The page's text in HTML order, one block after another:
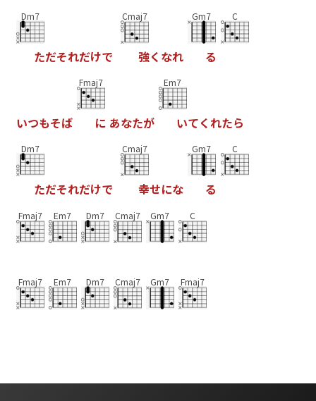
Dm7
ただそれだけで
Cmaj7
強く なれ
Gm7
る
C
いつもそば
Fmaj7
に あなたが
Em7
いてく れたら
Dm7
ただそれだけで
Cmaj7
幸せにな
Gm7
る
C
Fmaj7 Em7 Dm7 Cmaj7 Gm7 C
Fmaj7 Em7 Dm7 Cmaj7 Gm7 Fmaj7